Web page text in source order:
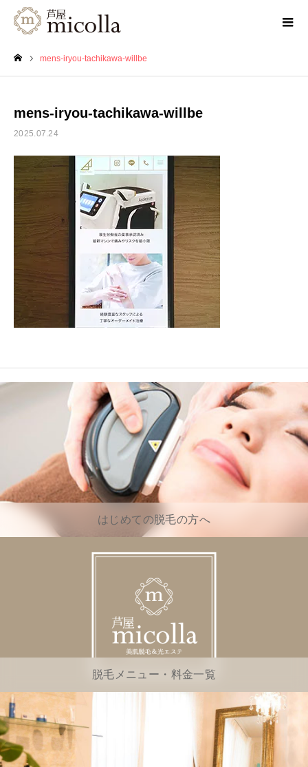
mens-iryou-tachikawa-willbe
mens-iryou-tachikawa-willbe
2025.07.24
はじめての脱毛の方へ
脱毛メニュー・料金一覧